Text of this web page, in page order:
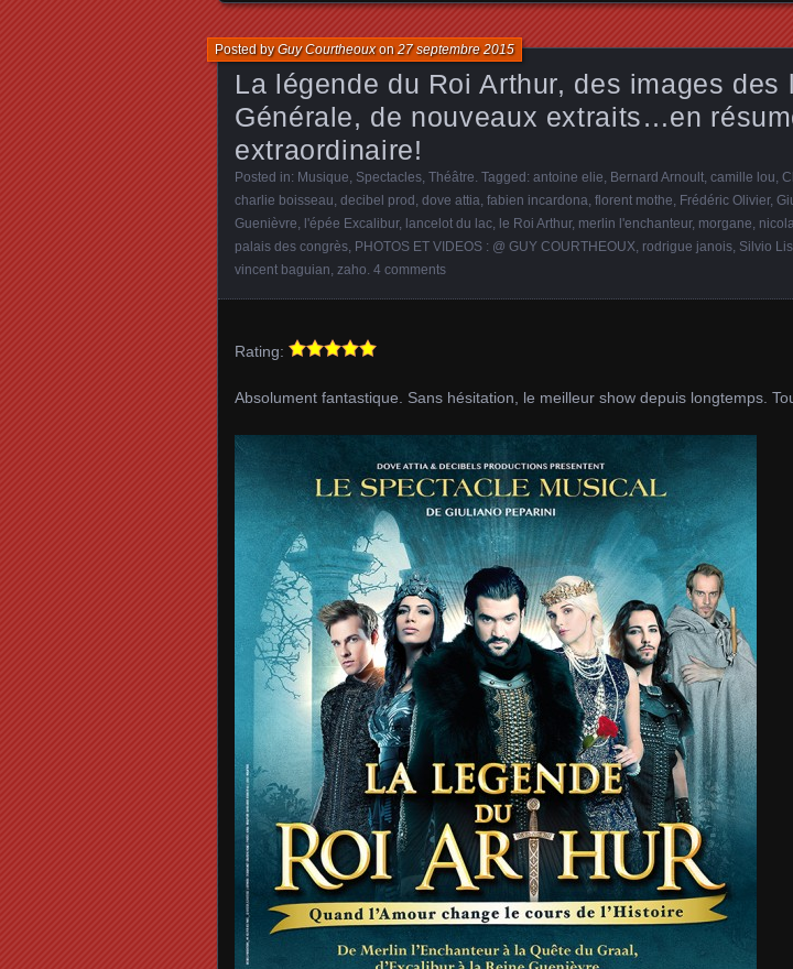
La légende du Roi Arthur, des images des
Générale, de nouveaux extraits…en
extraordinaire!
Posted byGuy Courtheouxon27 septembre 2015
Posted in: Musique Spectacles Théâtre . Tagged: antoine elie Bernard Arnoult camille lou
charlie boisseau decibel prod dove attia fabien incardona florent mothe Frédéric Olivier,
Guenièvre l'épée Excalibur, lancelot du lac le Roi Arthur, merlin l'enchanteur, morgane
palais des congrès PHOTOS ET VIDEOS : @ GUY COURTHEOUX rodrigue janois Silvio
vincent baguian zaho 4 comments
Rating:
Absolument fantastique. Sans hésitation, le meilleur show depuis longtemps.